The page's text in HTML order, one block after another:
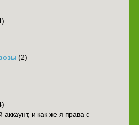
(2)
и как же я права с